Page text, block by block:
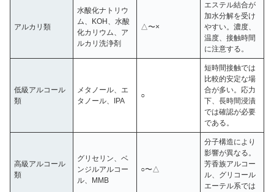
アルカリ類
水酸化ナトリウ
ム、KOH、水酸
化カリウム、ア
ルカリ洗浄剤
△〜×
エステル結合が
加水分解を受け
やすい。濃度、
温度、接触時間
に注意する。
低級アルコール
類
メタノール、エ
タノール、IPA
○
短時間接触では
比較的安定な場
合が多い。応力
下、長時間浸漬
では確認が必要
である。
高級アルコール
類
グリセリン、ベ
ンジルアルコー
ル、MMB
○〜△
分子構造により
影響が異なる。
芳香族アルコー
ル、グリコール
エーテル系では